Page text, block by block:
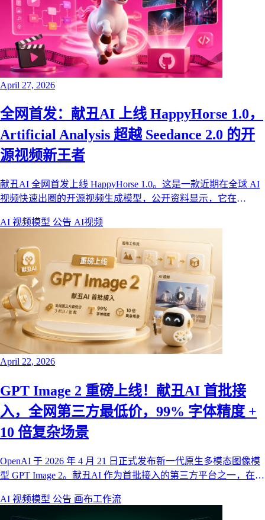
April 27, 2026
全网首发：献丑AI 上线 HappyHorse 1.0，
Artificial Analysis 超越 Seedance 2.0 的开
源视频新王者
献丑AI 全网首发上线 HappyHorse 1.0。这是一款近期在全球 AI
视频快速出圈的开源视频生成模型，公开资料显示，它在
在文本生视频、图生视频、1080p 输出、运动稳定性和音视频同
步架构上都有非常强的竞争力。
AI 视频模型 公告 AI视频
April 22, 2026
GPT Image 2 重磅上线！献丑AI 首批接
入，全网第三方最低价，99% 字体精度 +
10 倍复杂场景
OpenAI 于 2026 年 4 月 21 日正式发布新一代原生多模态图像模
型 GPT Image 2。献丑AI 作为首批接入的第三方平台之一，在官
服务——经济通道最低仅需 3 积分/张。
AI 视频模型 公告 画布工作流